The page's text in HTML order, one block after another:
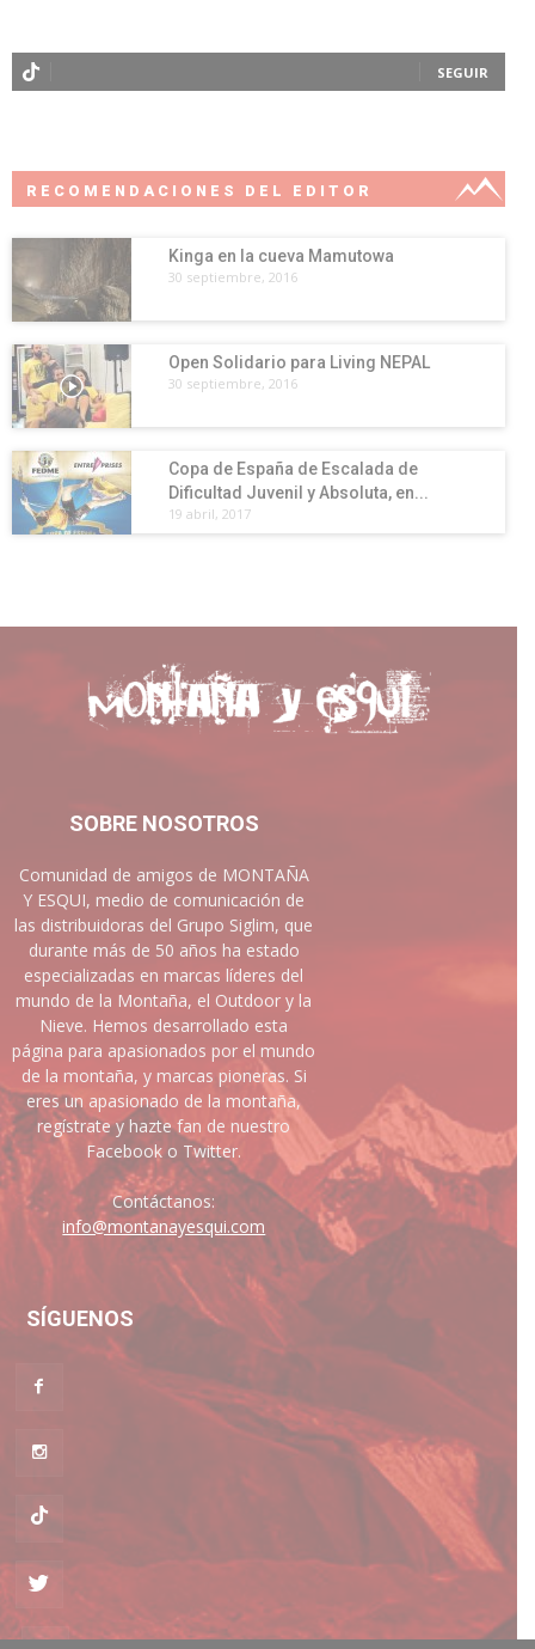
SEGUIR
RECOMENDACIONES DEL EDITOR
Kinga en la cueva Mamutowa
30 septiembre, 2016
Open Solidario para Living NEPAL
30 septiembre, 2016
Copa de España de Escalada de
Dificultad Juvenil y Absoluta, en...
19 abril, 2017
SOBRE NOSOTROS
Comunidad de amigos de MONTAÑA
Y ESQUI, medio de comunicación de
las distribuidoras del Grupo Siglim, que
durante más de 50 años ha estado
especializadas en marcas líderes del
mundo de la Montaña, el Outdoor y la
Nieve. Hemos desarrollado esta
página para apasionados por el mundo
de la montaña, y marcas pioneras. Si
eres un apasionado de la montaña,
regístrate y hazte fan de nuestro
Facebook o Twitter.
Contáctanos:
info@montanayesqui.com
SÍGUENOS